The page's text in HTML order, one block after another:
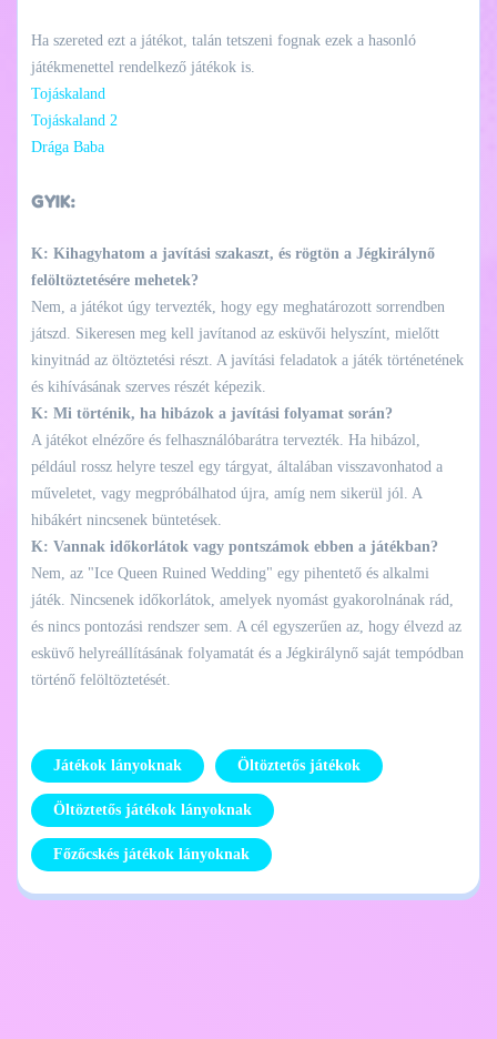
Ha szereted ezt a játékot, talán tetszeni fognak ezek a hasonló
játékmenettel rendelkező játékok is.
Tojáskaland
Tojáskaland 2
Drága Baba
GYIK:
K: Kihagyhatom a javítási szakaszt, és rögtön a Jégkirálynő
felöltöztetésére mehetek?
Nem, a játékot úgy tervezték, hogy egy meghatározott sorrendben
játszd. Sikeresen meg kell javítanod az esküvői helyszínt, mielőtt
kinyitnád az öltöztetési részt. A javítási feladatok a játék történetének
és kihívásának szerves részét képezik.
K: Mi történik, ha hibázok a javítási folyamat során?
A játékot elnézőre és felhasználóbarátra tervezték. Ha hibázol,
például rossz helyre teszel egy tárgyat, általában visszavonhatod a
műveletet, vagy megpróbálhatod újra, amíg nem sikerül jól. A
hibákért nincsenek büntetések.
K: Vannak időkorlátok vagy pontszámok ebben a játékban?
Nem, az "Ice Queen Ruined Wedding" egy pihentető és alkalmi
játék. Nincsenek időkorlátok, amelyek nyomást gyakorolnának rád,
és nincs pontozási rendszer sem. A cél egyszerűen az, hogy élvezd az
esküvő helyreállításának folyamatát és a Jégkirálynő saját tempódban
történő felöltöztetését.
Játékok lányoknak Öltöztetős játékok
Öltöztetős játékok lányoknak
Főzőcskés játékok lányoknak